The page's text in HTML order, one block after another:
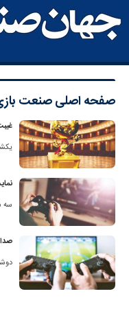
صفحه اصلیصنعت
یکشنبه 3
سه شنبه
دوشنبه 22